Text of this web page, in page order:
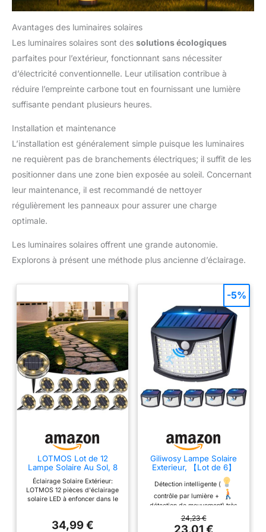
Avantages des luminaires solaires
Les luminaires solaires sont des solutions écologiques
parfaites pour l’extérieur, fonctionnant sans nécessiter
d’électricité conventionnelle. Leur utilisation contribue à
réduire l’empreinte carbone tout en fournissant une lumière
suffisante pendant plusieurs heures.
Installation et maintenance
L’installation est généralement simple puisque les luminaires
ne requièrent pas de branchements électriques; il suffit de les
positionner dans une zone bien exposée au soleil. Concernant
leur maintenance, il est recommandé de nettoyer
régulièrement les panneaux pour assurer une charge
optimale.
Les luminaires solaires offrent une grande autonomie.
Explorons à présent une méthode plus ancienne d’éclairage.
LOTMOS Lot de 12
Lampe Solaire Au Sol, 8
LED Lumiere Solaire
Exterieur Jardin IP68
Étanche, Spot Solaire
Extérieur pour Chemins
Cour Piscine Passerelle,
Blanc Chaud
Éclairage Solaire Extérieur:
LOTMOS 12 pièces d'éclairage
solaire LED à enfoncer dans le
LED haute luminosité, offrant un
34,99 €
Giliwosy Lampe Solaire
Exterieur, 【Lot de 6】
Extérieure, 3 Modes IP65
Étanche - Éclairage
Extérieur Solaire pour
Lampe Exterieur Murale
Détection intelligente (
contrôle par lumière +
détection de mouvement) très
pratique : 6 lampes solaires
extérieures Ces lampes solaires
24,23 €
23,01 €
-5%